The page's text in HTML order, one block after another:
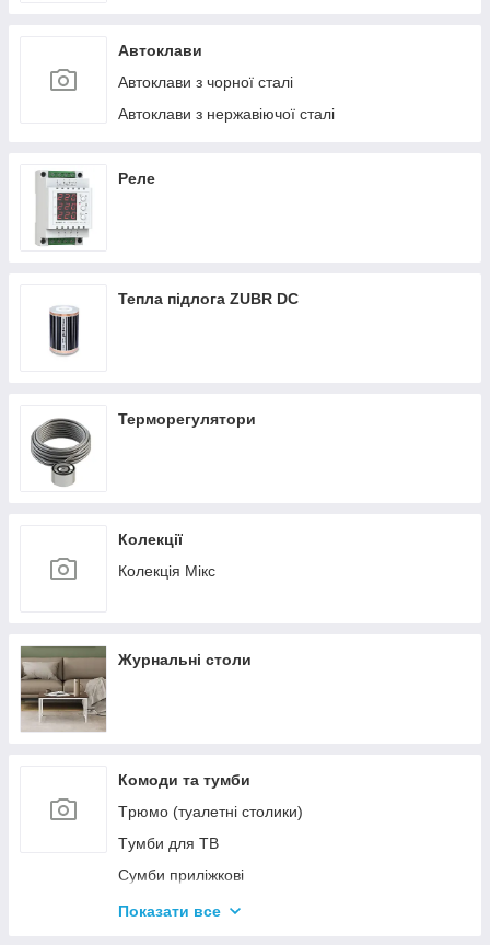
Автоклави
Автоклави з чорної сталі
Автоклави з нержавіючої сталі
Реле
Тепла підлога ZUBR DC
Терморегулятори
Колекції
Колекція Мікс
Журнальні столи
Комоди та тумби
Tрюмо (туалетні столики)
Tумби для ТВ
Сумби приліжкові
Комоди
Показати все